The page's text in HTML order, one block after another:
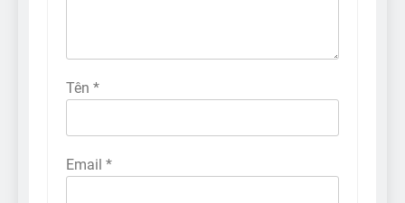
Tên *
Email *